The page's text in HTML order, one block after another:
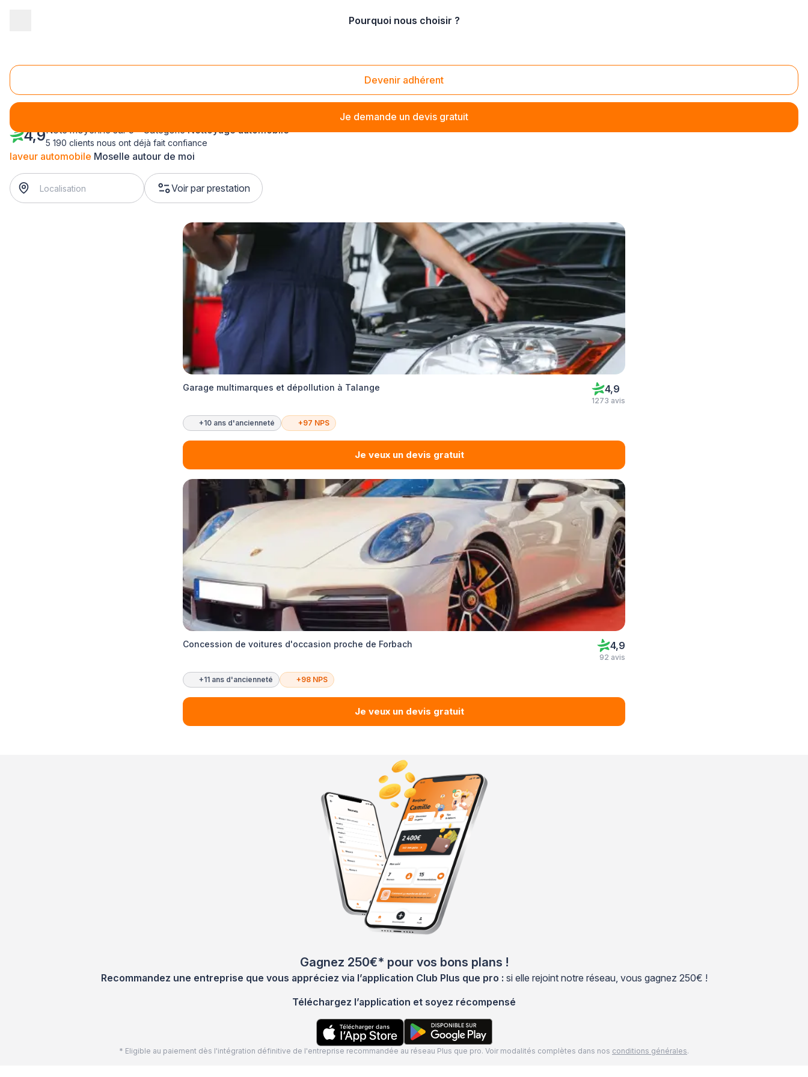
Pourquoi nous choisir ?
Devenir adhérent
Je demande un devis gratuit
Laveur automobile Moselle (57)
laveur automobile Moselle autour de moi
Voir par prestation
4,9Note moyenne sur 5 - CatégorieNettoyage automobile
5 190 clients nous ont déjà fait confiance
Garage multimarques et dépollution à Talange 4,9
1273 avis
+10 ans d'ancienneté +97 NPS
Je veux un devis gratuit
Concession de voitures d'occasion proche de Forbach 4,9
92 avis
+11 ans d'ancienneté +98 NPS
Je veux un devis gratuit
Gagnez 250€* pour vos bons plans !
Recommandez une entreprise que vous appréciez via l’application Club Plus que pro : si elle rejoint notre réseau, vous gagnez 250€ !
Téléchargez l’application et soyez récompensé
* Eligible au paiement dès l'intégration définitive de l'entreprise recommandée au réseau Plus que pro. Voir modalités complètes dans nos conditions générales.